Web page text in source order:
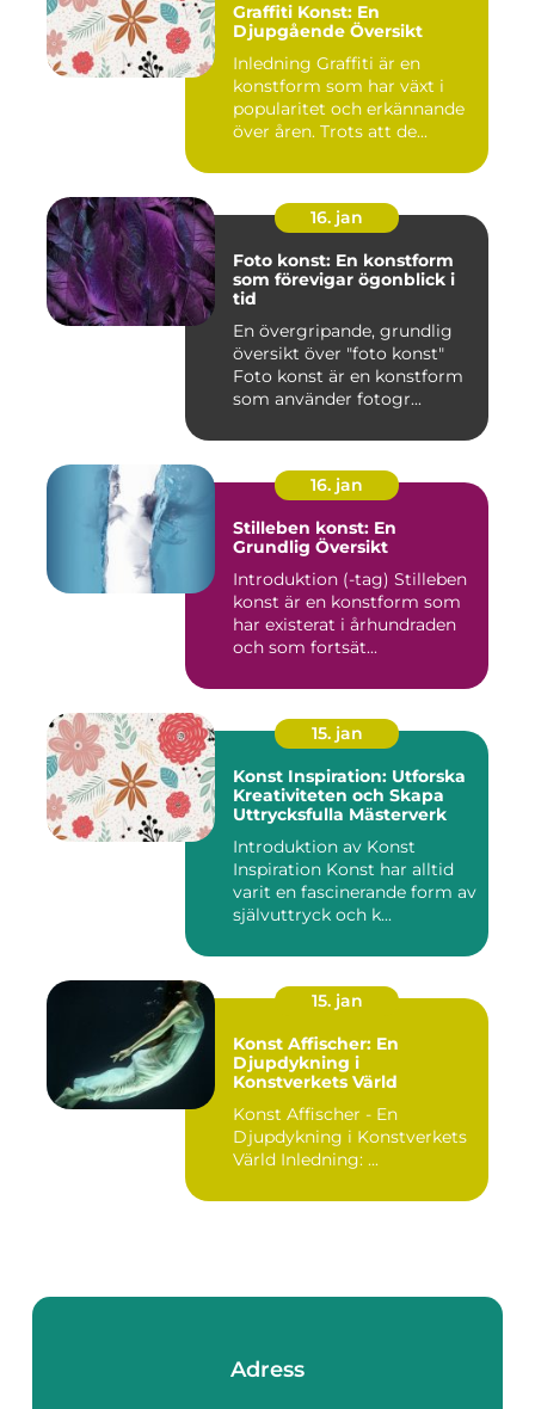
Graffiti Konst: En
Djupgående Översikt
Inledning Graffiti är en
konstform som har växt i
popularitet och erkännande
över åren. Trots att de...
16. jan
Foto konst: En konstform
som förevigar ögonblick i
tid
En övergripande, grundlig
översikt över "foto konst"
Foto konst är en konstform
som använder fotogr...
16. jan
Stilleben konst: En
Grundlig Översikt
Introduktion (-tag) Stilleben
konst är en konstform som
har existerat i århundraden
och som fortsät...
15. jan
Konst Inspiration: Utforska
Kreativiteten och Skapa
Uttrycksfulla Mästerverk
Introduktion av Konst
Inspiration Konst har alltid
varit en fascinerande form av
självuttryck och k...
15. jan
Konst Affischer: En
Djupdykning i
Konstverkets Värld
Konst Affischer - En
Djupdykning i Konstverkets
Värld Inledning: ...
Adress